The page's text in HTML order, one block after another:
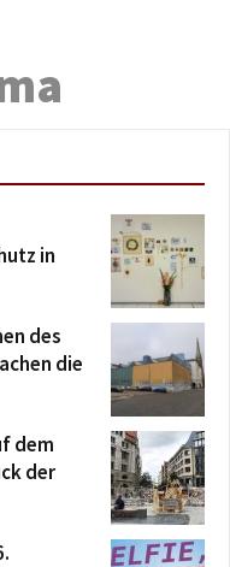
in
des
die
dem
der